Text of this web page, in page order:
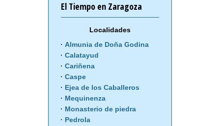
El Tiempo en Zaragoza
Localidades
Almunia de Doña Godina
Calatayud
Cariñena
Caspe
Ejea de los Caballeros
Mequinenza
Monasterio de piedra
Pedrola